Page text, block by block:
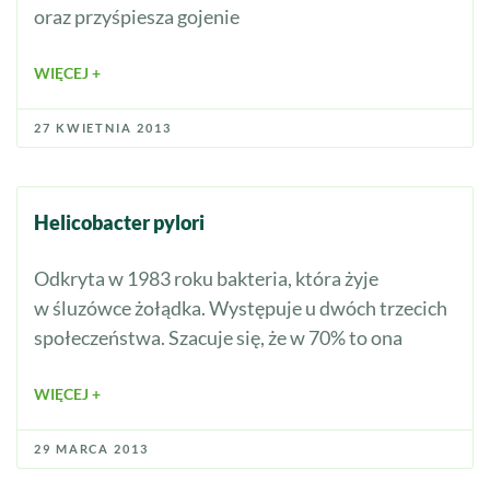
oraz przyśpiesza gojenie
WIĘCEJ +
27 KWIETNIA 2013
Helicobacter pylori
Odkryta w 1983 roku bakteria, która żyje
w śluzówce żołądka. Występuje u dwóch trzecich
społeczeństwa. Szacuje się, że w 70% to ona
WIĘCEJ +
29 MARCA 2013